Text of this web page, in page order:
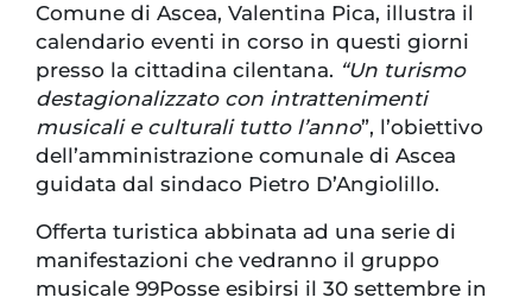
Comune di Ascea, Valentina Pica, illustra il
calendario eventi in corso in questi giorni
presso la cittadina cilentana. “Un turismo
destagionalizzato con intrattenimenti
musicali e culturali tutto l’anno”, l’obiettivo
dell’amministrazione comunale di Ascea
guidata dal sindaco Pietro D’Angiolillo.
Offerta turistica abbinata ad una serie di
manifestazioni che vedranno il gruppo
musicale 99Posse esibirsi il 30 settembre in